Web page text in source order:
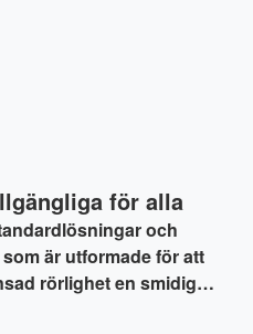
för alla
och
är utformade för att
rörlighet en smidig
och